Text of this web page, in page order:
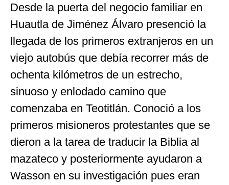
Desde la puerta del negocio familiar en
Huautla de Jiménez Álvaro presenció la
llegada de los primeros extranjeros en un
viejo autobús que debía recorrer más de
ochenta kilómetros de un estrecho,
sinuoso y enlodado camino que
comenzaba en Teotitlán. Conoció a los
primeros misioneros protestantes que se
dieron a la tarea de traducir la Biblia al
mazateco y posteriormente ayudaron a
Wasson en su investigación pues eran